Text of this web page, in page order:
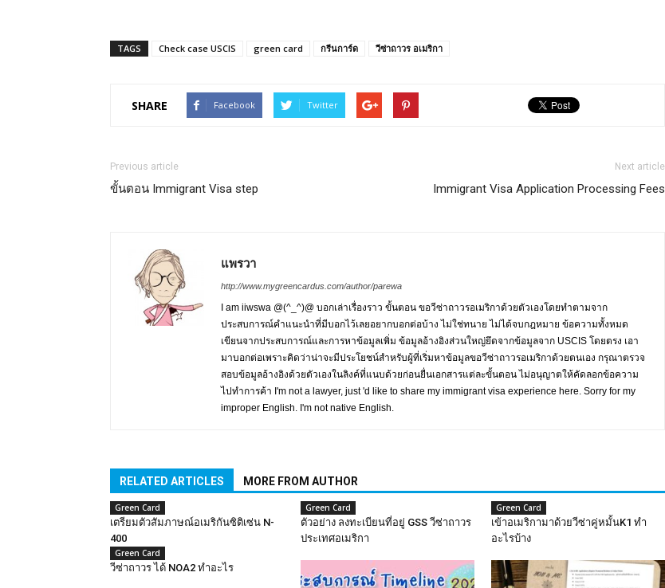
TAGS Check case USCIS green card กรีนการ์ด วีซ่าถาวร อเมริกา
SHARE Facebook Twitter
Previous article
ขั้นตอน Immigrant Visa step
Next article
Immigrant Visa Application Processing Fees
แพรวา
http://www.mygreencardus.com/author/parewa
I am iiwswa @(^_^)@ บอกเล่าเรื่องราว ขั้นตอน ขอวีซ่าถาวรอเมริกาด้วยตัวเองโดยทำตามจาก
ประสบการณ์คำแนะนำที่มีบอกไว้เลยอยากบอกต่อบ้าง ไม่ใช่ทนาย ไม่ได้จบกฎหมาย ข้อความทั้งหมด
เขียนจากประสบการณ์และการหาข้อมูลเพิ่ม ข้อมูลอ้างอิงส่วนใหญ่ยึดจากข้อมูลจาก USCIS โดยตรง เอา
มาบอกต่อเพราะคิดว่าน่าจะมีประโยชน์สำหรับผู้ที่เริ่มหาข้อมูลขอวีซ่าถาวรอเมริกาด้วยตนเอง กรุณาตรวจ
สอบข้อมูลอ้างอิงด้วยตัวเองในลิงค์ที่แนบด้วยก่อนยื่นเอกสารแต่ละขั้นตอน ไม่อนุญาตให้คัดลอกข้อความ
ไปทำการค้า I'm not a lawyer, just 'd like to share my immigrant visa experience here. Sorry for my
improper English. I'm not native English.
RELATED ARTICLES MORE FROM AUTHOR
Green Card
เตรียมตัวสัมภาษณ​์อเมริกันซิติเซ่น N-
400
Green Card
ตัวอย่าง ลงทะเบียนที่อยู่ GSS วีซ่าถาวร
ประเทศอเมริกา
Green Card
เข้าอเมริกามาด้วยวีซ่าคู่หมั้นK1 ทำ
อะไรบ้าง
Green Card
วีซ่าถาวร ได้ NOA2 ทำอะไร